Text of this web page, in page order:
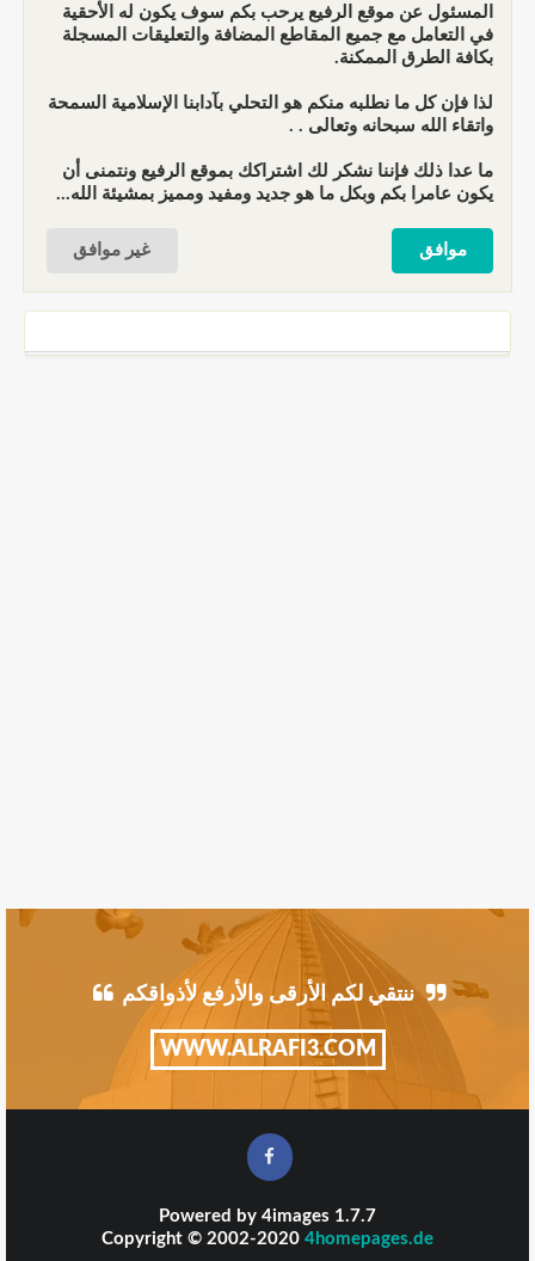
المسئول عن موقع الرفيع يرحب بكم سوف يكون له الأحقية
في التعامل مع جميع المقاطع المضافة والتعليقات المسجلة
بكافة الطرق الممكنة.
لذا فإن كل ما نطلبه منكم هو التحلي بآدابنا الإسلامية السمحة
واتقاء الله سبحانه وتعالى . .
ما عدا ذلك فإننا نشكر لك اشتراكك بموقع الرفيع ونتمنى أن
يكون عامرا بكم وبكل ما هو جديد ومفيد ومميز بمشيئة الله...
ننتقي لكم الأرقى والأرفع لأذواقكم
WWW.ALRAFI3.COM
Powered by 4images 1.7.7
Copyright © 2002-2020 4homepages.de